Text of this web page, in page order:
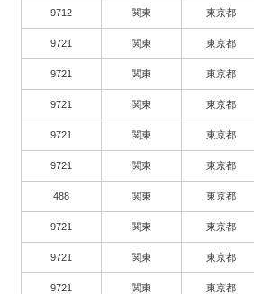
9712 関東 東京都
9721 関東 東京都
9721 関東 東京都
9721 関東 東京都
9721 関東 東京都
9721 関東 東京都
488 関東 東京都
9721 関東 東京都
9721 関東 東京都
9721 関東 東京都